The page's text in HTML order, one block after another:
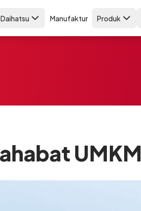
Manufaktur Produk
UMKM